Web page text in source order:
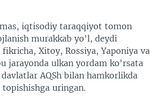
iqtisodiy taraqqiyot tomon
murakkab yo'l, deydi
Xitoy, Rossiya, Yaponiya va
jarayonda ulkan yordam ko'rsata
AQSh bilan hamkorlikda
uringan.